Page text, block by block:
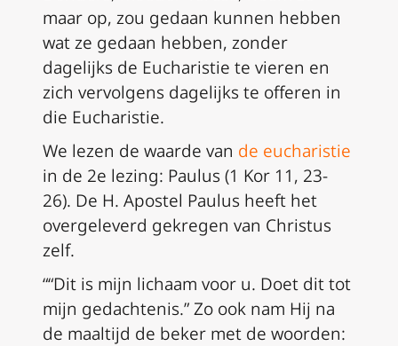
maar op, zou gedaan kunnen hebben
wat ze gedaan hebben, zonder
dagelijks de Eucharistie te vieren en
zich vervolgens dagelijks te offeren in
die Eucharistie.
We lezen de waarde van de eucharistie
in de 2e lezing: Paulus (1 Kor 11, 23-
26). De H. Apostel Paulus heeft het
overgeleverd gekregen van Christus
zelf.
““Dit is mijn lichaam voor u. Doet dit tot
mijn gedachtenis.” Zo ook nam Hij na
de maaltijd de beker met de woorden: